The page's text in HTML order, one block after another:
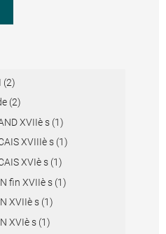
(2)
(2)
XVIIè s (1)
XVIIIè s (1)
XVIè s (1)
fin XVIIè s (1)
XVIIè s (1)
XVIè s (1)